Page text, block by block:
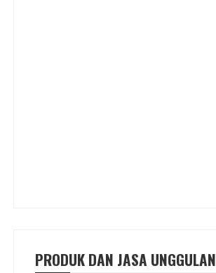
PRODUK DAN JASA UNGGULAN